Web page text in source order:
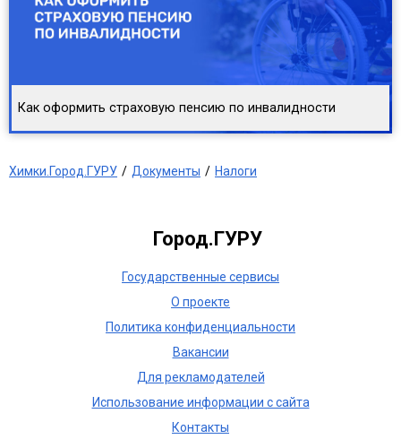
Как оформить страховую пенсию по инвалидности
Химки.Город.ГУРУ Документы Налоги
Город.ГУРУ
Государственные сервисы
О проекте
Политика конфиденциальности
Вакансии
Для рекламодателей
Использование информации с сайта
Контакты